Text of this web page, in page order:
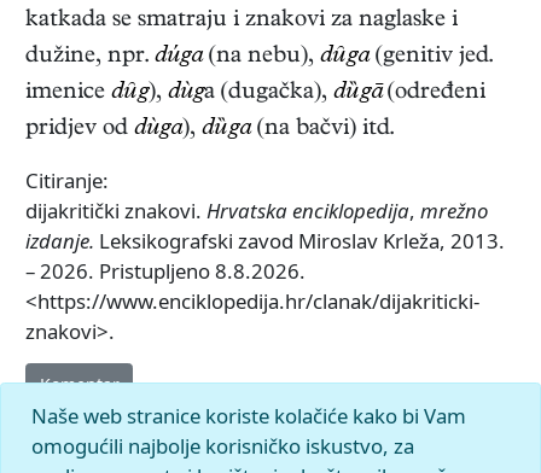
katkada se smatraju i znakovi za naglaske i
dužine, npr. dúga(na nebu), dȗga(genitiv jed.
imenice dȗg), dùga (dugačka), dȕgā(određeni
pridjev od dùga), dȕga(na bačvi) itd.
Citiranje:
dijakritički znakovi. Hrvatska enciklopedija, mrežno
izdanje. Leksikografski zavod Miroslav Krleža, 2013.
– 2026. Pristupljeno 8.8.2026.
<https://www.enciklopedija.hr/clanak/dijakriticki-
znakovi>.
Komentar
Naše web stranice koriste kolačiće kako bi Vam
omogućili najbolje korisničko iskustvo, za